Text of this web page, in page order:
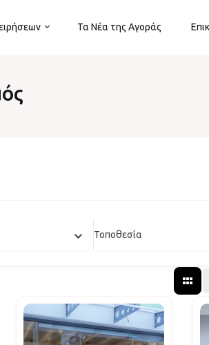
Τα Νέα της Αγοράς
Τοποθεσία